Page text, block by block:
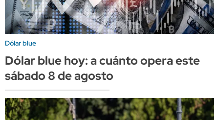
Dólar blue
Dólar blue hoy: a cuánto opera este
sábado 8 de agosto